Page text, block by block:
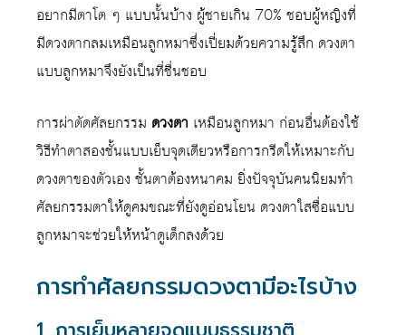
อยากมีตาโต ๆ แบบนั้นบ้าง ผู้ชายเกิน 70% ชอบผู้หญิงที่
มีดวงตากลมเหมือนลูกหมาซึ่งเปี่ยมด้วยความรู้สึก ดวงตา
แบบลูกหมาจึงยังเป็นที่ชื่นชอบ
การผ่าตัดศัลยกรรม ดวงตา เหมือนลูกหมา ก่อนอื่นต้องใช้
วิธีทําตาสองชั้นแบบเย็บจุดเดียวหรือการกรีดให้เหมาะกับ
ดวงตาของตัวเอง ชั้นตาต้องหนาคม ยิ่งปัจจุบันคนนิยมทำ
ศัลยกรรมตาให้ดูคมขณะที่ยังดูอ่อนโยน ดวงตาใสซื่อแบบ
ลูกหมาจะช่วยให้หน้าดูเด็กลงด้วย
การทำศัลยกรรมดวงตามีอะไรบ้าง